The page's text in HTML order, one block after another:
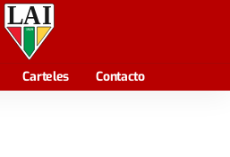
Carteles Contacto